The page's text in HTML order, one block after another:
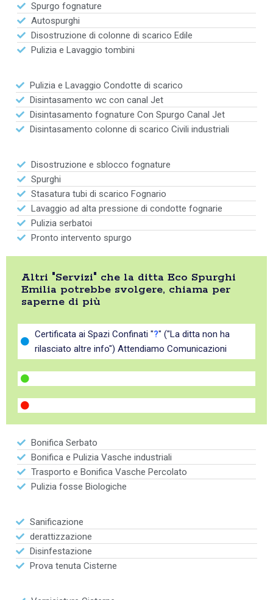
Spurgo fognature
Autospurghi
Disostruzione di colonne di scarico Edile
Pulizia e Lavaggio tombini
Pulizia e Lavaggio Condotte di scarico
Disintasamento wc con canal Jet
Disintasamento fognature Con Spurgo Canal Jet
Disintasamento colonne di scarico Civili industriali
Disostruzione e sblocco fognature
Spurghi
Stasatura tubi di scarico Fognario
Lavaggio ad alta pressione di condotte fognarie
Pulizia serbatoi
Pronto intervento spurgo
Altri "Servizi" che la ditta Eco Spurghi
Emilia potrebbe svolgere, chiama per
saperne di più
Certificata ai Spazi Confinati "?" ("La ditta non ha
rilasciato altre info") Attendiamo Comunicazioni
Bonifica Serbato
Bonifica e Pulizia Vasche industriali
Trasporto e Bonifica Vasche Percolato
Pulizia fosse Biologiche
Sanificazione
derattizzazione
Disinfestazione
Prova tenuta Cisterne